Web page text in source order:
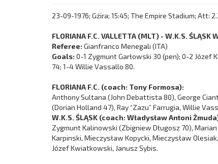
23-09-1976; Gżira; 15:45; The Empire Stadium; Att:
FLORIANA F.C. VALLETTA (MLT) - W.K.S. ŚLĄSK
Referee: Gianfranco Menegali (ITA)
Goals: 0-1 Zygmunt Garłowski 30 (pen); 0-2
74; 1-4 Willie Vassallo 80.
FLORIANA F.C. (coach: Tony Formosa):
Anthony Sultana (John Debattista 80), George
(Dorian Holland 47), Ray “Zazu” Farrugia, Willie
W.K.S. ŚLĄSK (coach: Władysław Antoni
Zygmunt Kalinowski (Zbigniew Długosz 70),
Karpinski, Mieczysław Kopycki, Mieczysław
Józef Kwiatkowski, Janusz Sybis.